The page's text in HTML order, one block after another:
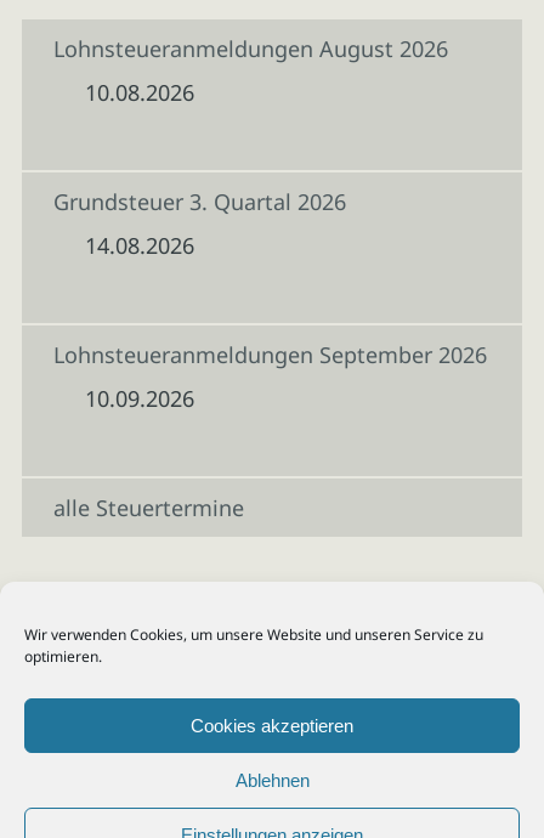
Wir verwenden Cookies, um unsere Website und unseren Service zu
optimieren.
Cookies akzeptieren
Ablehnen
Lohnsteueranmeldungen August 2026
10.08.2026
Grundsteuer 3. Quartal 2026
14.08.2026
Lohnsteueranmeldungen September 2026
10.09.2026
alle Steuertermine